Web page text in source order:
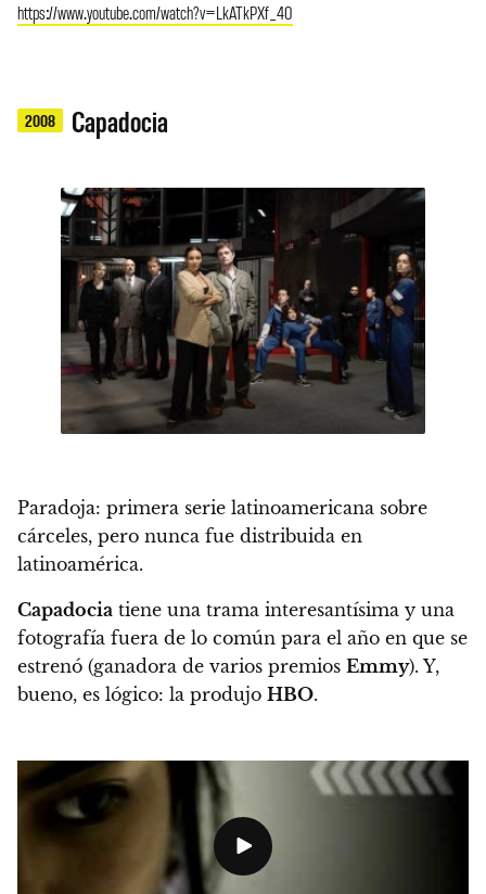
https://www.youtube.com/watch?v=LkATkPXf_40
2008 Capadocia
Paradoja: primera serie latinoamericana sobre
cárceles, pero nunca fue distribuida en
latinoamérica.
Capadocia tiene una trama interesantísima y una
fotografía fuera de lo común para el año en que se
estrenó (ganadora de varios premios Emmy). Y,
bueno, es lógico: la produjo HBO.